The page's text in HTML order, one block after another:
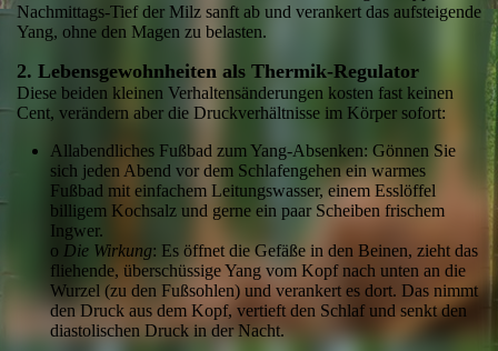
Nachmittags-Tief der Milz sanft ab und verankert das aufsteigende
Yang, ohne den Magen zu belasten.
2. Lebensgewohnheiten als Thermik-Regulator
Diese beiden kleinen Verhaltensänderungen kosten fast keinen
Cent, verändern aber die Druckverhältnisse im Körper sofort:
Allabendliches Fußbad zum Yang-Absenken: Gönnen Sie
sich jeden Abend vor dem Schlafengehen ein warmes
Fußbad mit einfachem Leitungswasser, einem Esslöffel
billigem Kochsalz und gerne ein paar Scheiben frischem
Ingwer.
o Die Wirkung: Es öffnet die Gefäße in den Beinen, zieht das
fliehende, überschüssige Yang vom Kopf nach unten an die
Wurzel (zu den Fußsohlen) und verankert es dort. Das nimmt
den Druck aus dem Kopf, vertieft den Schlaf und senkt den
diastolischen Druck in der Nacht.